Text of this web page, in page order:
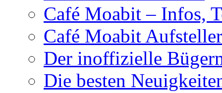
Café Moabit – Infos,
Café Moabit Aufsteller
Der inoffizielle
Die besten